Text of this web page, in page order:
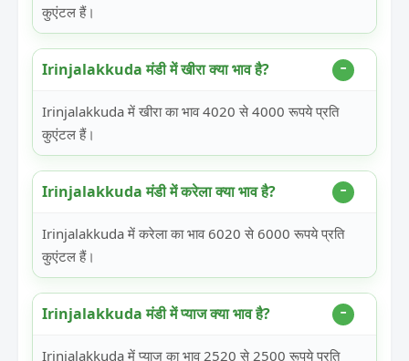
कुएंटल हैं।
Irinjalakkuda मंडी में खीरा क्या भाव है?
Irinjalakkuda में खीरा का भाव 4020 से 4000 रूपये प्रति
कुएंटल हैं।
Irinjalakkuda मंडी में करेला क्या भाव है?
Irinjalakkuda में करेला का भाव 6020 से 6000 रूपये प्रति
कुएंटल हैं।
Irinjalakkuda मंडी में प्याज क्या भाव है?
Irinjalakkuda में प्याज का भाव 2520 से 2500 रूपये प्रति